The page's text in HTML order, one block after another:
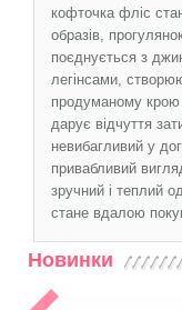
кофточка фліс
образів,
поєднується з
легінсами,
продуманому крою
дарує відчуття
невибагливий у
привабливий
зручний і теплий
стане вдалою
Новинки